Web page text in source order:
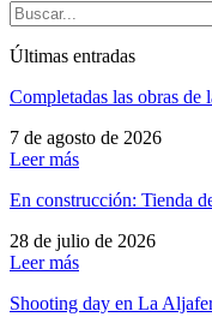
Últimas entradas
Completadas las obras
7 de agosto de 2026
Leer más
En construcción: Tienda
28 de julio de 2026
Leer más
Shooting day en La